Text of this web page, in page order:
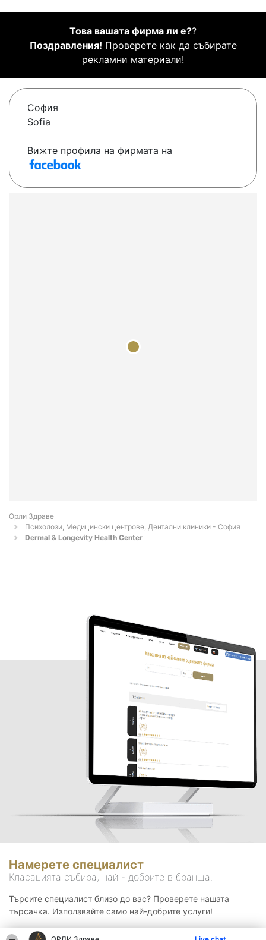
Това вашата фирма ли е??
Поздравления! Проверете как да събирате
рекламни материали!
София
Sofia
Вижте профила на фирмата на
Орли Здраве
Психолози, Медицински центрове, Дентални клиники - София
Dermal & Longevity Health Center
Намерете специалист
Класацията събира, най - добрите в бранша.
Търсите специалист близо до вас? Проверете нашата
търсачка. Използвайте само най-добрите услуги!